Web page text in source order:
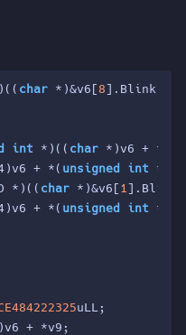
char *)&v6[8].Blink +
int *)(( char *)v6 + *(
+ *(
unsigned int *)((
*)((
char *)&v6[ 1 ].Blink
+ *(
unsigned int *)((
uLL;
+ *v9;